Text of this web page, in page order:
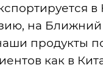
в
на Ближний
продукты
как в